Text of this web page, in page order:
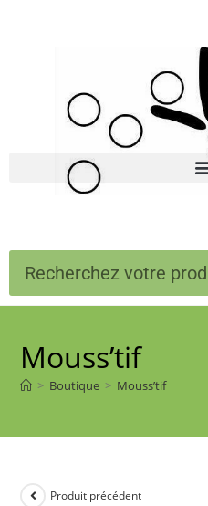
Mouss’tif
> Boutique > Mouss’tif
Produit précédent